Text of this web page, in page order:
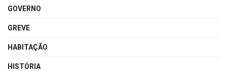
GOVERNO
GREVE
HABITAÇÃO
HISTÓRIA